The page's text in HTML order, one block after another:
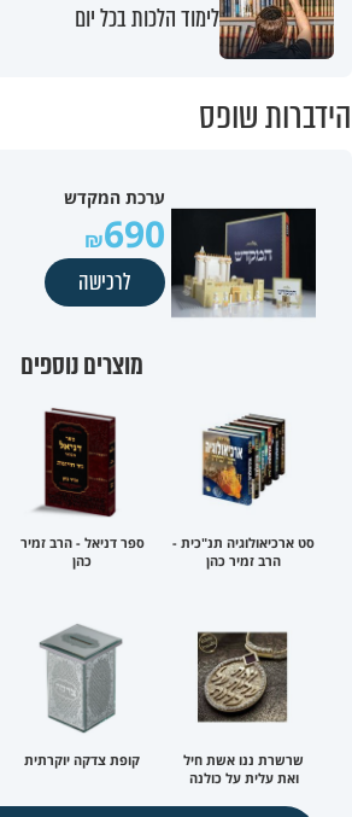
לימוד הלכות בכל יום
הידברות שופס
ערכת המקדש
690
לרכישה
מוצרים נוספים
סט ארכיאולוגיה תנ"כית -
הרב זמיר כהן
ספר דניאל - הרב זמיר
כהן
שרשרת ננו אשת חיל
ואת עלית על כולנה
קופת צדקה יוקרתית